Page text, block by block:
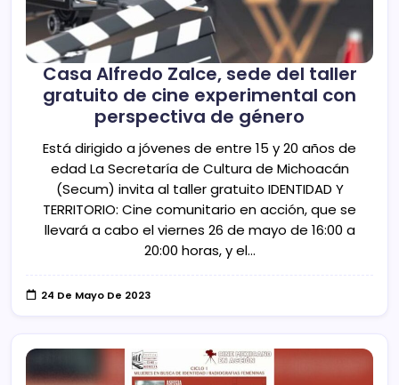
Casa Alfredo Zalce, sede del taller
gratuito de cine experimental con
perspectiva de género
Está dirigido a jóvenes de entre 15 y 20 años de
edad La Secretaría de Cultura de Michoacán
(Secum) invita al taller gratuito IDENTIDAD Y
TERRITORIO: Cine comunitario en acción, que se
llevará a cabo el viernes 26 de mayo de 16:00 a
20:00 horas, y el…
24 De Mayo De 2023